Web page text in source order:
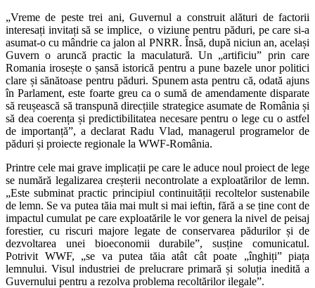
„Vreme de peste trei ani, Guvernul a construit alături de factorii
interesați invitați să se implice, o viziune pentru păduri, pe care si-a
asumat-o cu mândrie ca jalon al PNRR. Însă, după niciun an, același
Guvern o aruncă practic la maculatură. Un „artificiu” prin care
Romania irosește o șansă istorică pentru a pune bazele unor politici
clare și sănătoase pentru păduri. Spunem asta pentru că, odată ajuns
în Parlament, este foarte greu ca o sumă de amendamente disparate
să reușească să transpună direcțiile strategice asumate de România și
să dea coerența și predictibilitatea necesare pentru o lege cu o astfel
de importanță”, a declarat Radu Vlad, managerul programelor de
păduri și proiecte regionale la WWF-România.
Printre cele mai grave implicații pe care le aduce noul proiect de lege
se numără legalizarea creșterii necontrolate a exploatărilor de lemn.
„Este subminat practic principiul continuității recoltelor sustenabile
de lemn. Se va putea tăia mai mult si mai ieftin, fără a se ține cont de
impactul cumulat pe care exploatările le vor genera la nivel de peisaj
forestier, cu riscuri majore legate de conservarea pădurilor și de
dezvoltarea unei bioeconomii durabile”, susține comunicatul.
Potrivit WWF, „se va putea tăia atât cât poate „înghiți” piața
lemnului. Visul industriei de prelucrare primară și soluția inedită a
Guvernului pentru a rezolva problema recoltărilor ilegale”.